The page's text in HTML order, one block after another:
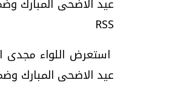
RSS
استعرض اللواء مجدى
عيد الاضحى المبارك